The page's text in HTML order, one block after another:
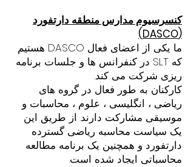
کنسرسیوم مدارس منطقه دارتفورد
(DASCO)
ما یکی از اعضای فعال DASCO هستیم
که SLT در کنفرانس ها و جلسات برنامه
ریزی شرکت می کند.
کارکنان به طور فعال در گروه های
ریاضی ، انگلیسی ، علوم ، محاسبات و
موسیقی مشارکت دارند. از طریق این
یک سیاست محاسبه ریاضی گسترده
دارتفورد و همچنین یک برنامه مطالعه
محاسباتی ایجاد شده است.